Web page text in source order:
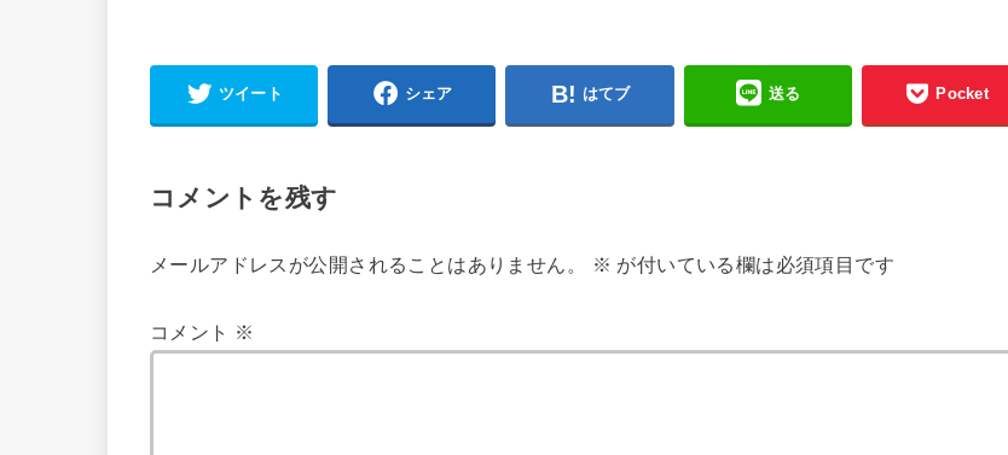
ツイート シェア はてブ 送る Pocket
コメントを残す
メールアドレスが公開されることはありません。 ※ が付いている欄は必須項目です
コメント ※